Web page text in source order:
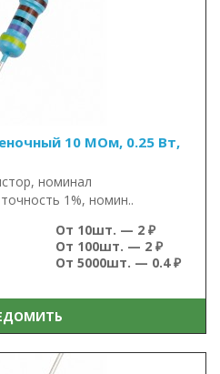
10 МОм, 0.25 Вт,
номинал
1%, номин..
От 10шт. — 2 ₽
От 100шт. — 2 ₽
От 5000шт. — 0.4 ₽